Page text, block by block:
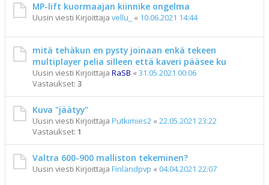
MP-lift kuormaajan kiinnike ongelma
Uusin viesti Kirjoittaja vellu_ « 10.06.2021 14:44
mitä tehäkun en pysty joinaan enkä tekeen
multiplayer pelia silleen että kaveri pääsee ku
Uusin viesti Kirjoittaja RaSB « 31.05.2021 00:06
Vastaukset: 3
Kuva "jäätyy"
Uusin viesti Kirjoittaja Putkimies2 « 22.05.2021 23:22
Vastaukset: 1
Valtra 600-900 malliston tekeminen?
Uusin viesti Kirjoittaja Finlandpvp « 04.04.2021 22:07